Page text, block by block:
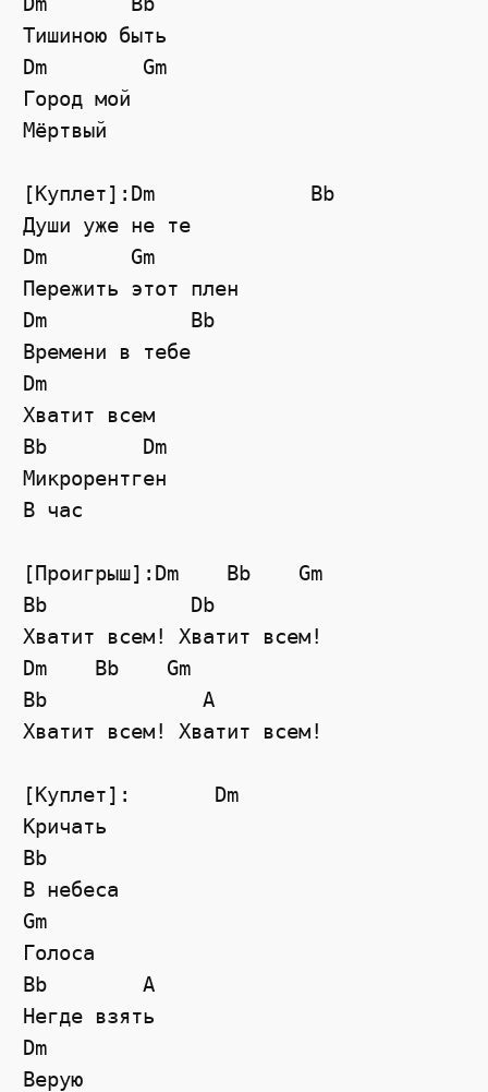
Тишиною быть
Dm        Gm
Город мой
Мёртвый
[Куплет]:Dm             Bb
Души уже не те
Dm       Gm
Пережить этот плен
Dm            Bb
Времени в тебе
Dm
Хватит всем
Bb        Dm
Микрорентген
В час
[Проигрыш]:Dm    Bb    Gm
Bb            Db
Хватит всем! Хватит всем!
Dm    Bb    Gm
Bb             A
Хватит всем! Хватит всем!
[Куплет]:       Dm
Кричать
Bb
В небеса
Gm
Голоса
Bb        A
Негде взять
Dm
Верую